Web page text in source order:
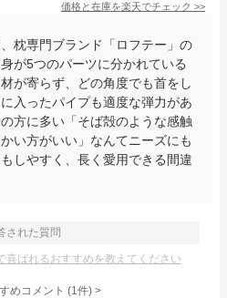
価格と在庫を楽天でチェック >>
枕専門ブランド「ロフテー」の
が5つのパーツに分かれている
が寄らず、どの角度でも首をし
入ったパイプも適度な弾力があ
方に多い「そば殻のような感触
い方がいい」なんてニーズにも
しやすく、長く愛用できる間違
された質問
喜ばれるおすすめを教えてください
めコメント (1件) >